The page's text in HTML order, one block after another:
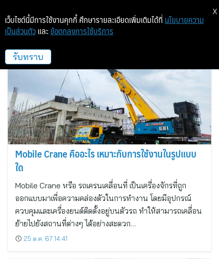
เอกเครน โลจิสติคส์
Mobile Crane คืออะไร เหมาะกับการใช้งานในรูปแบบ
ใด
Mobile Crane หรือ รถเครนเคลื่อนที่ เป็นเครื่องจักรที่ถูก
ออกแบบมาเพื่อความคล่องตัวในการทำงาน โดยมีอุปกรณ์
ควบคุมและเครื่องยนต์ติดตั้งอยู่บนตัวรถ ทำให้สามารถเคลื่อน
ย้ายไปยังสถานที่ต่างๆ ได้อย่างสะดวก…
25 ต.ค. 67 14:41
เว็บไซต์นี้มีการใช้งานคุกกี้ ศึกษารายละเอียดเพิ่มเติมได้ที่ นโยบายความ
เป็นส่วนตัว และ ข้อตกลงการใช้บริการ
รับทราบ
X